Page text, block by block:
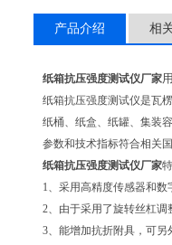
产品介绍 相
纸箱抗压强度测试仪厂家
纸箱抗压强度测试仪是瓦
纸桶、纸盒、纸罐、集装
参数和技术指标符合相关
纸箱抗压强度测试仪厂家
1、采用高精度传感器和
2、由于采用了旋转丝杠
3、能增加抗折附具，可另